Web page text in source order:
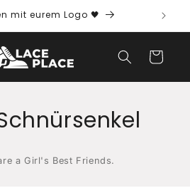
mit eurem Logo 🖤
Warenkorb
a Girl's Best Friends.